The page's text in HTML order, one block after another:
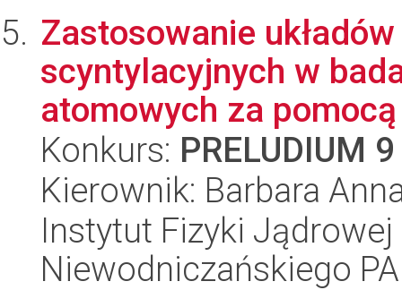
Zastosowanie
scyntylacyjnych w
atomowych za
Konkurs: PRELUDIUM 9
Kierownik: Barbara
Instytut Fizyki
Niewodniczańskiego